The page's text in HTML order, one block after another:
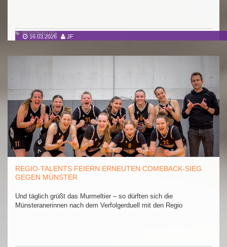
16.03.2026 JF
REGIONALLIGA
REGIO-TALENTS FEIERN ERNEUTEN COMEBACK-SIEG
GEGEN MÜNSTER
Und täglich grüßt das Murmeltier – so dürften sich die
Münsteranerinnen nach dem Verfolgerduell mit den Regio